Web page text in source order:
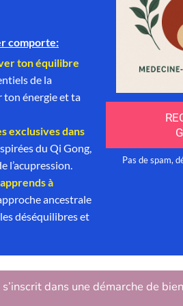
dans une démarche de